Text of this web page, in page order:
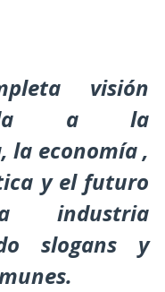
visión
a la
la economía ,
y el futuro
industria
slogans y